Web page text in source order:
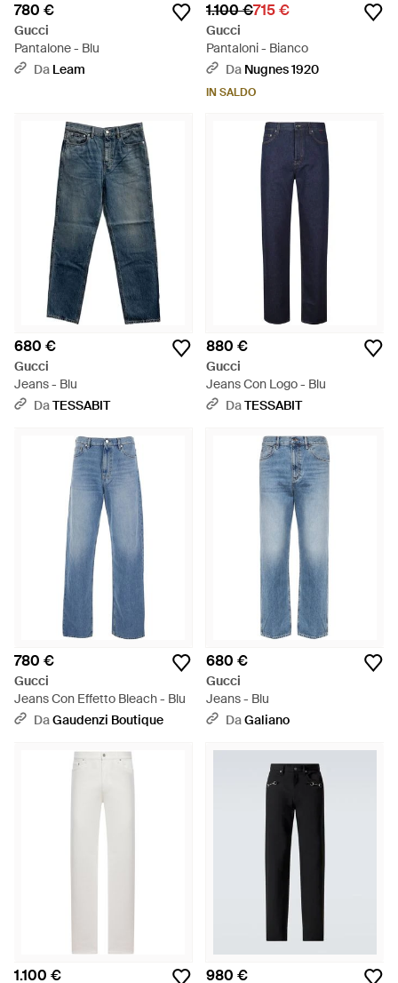
780 €
Gucci
Pantalone - Blu
Da Leam
1.100 €715 €
Gucci
Pantaloni - Bianco
Da Nugnes 1920
IN SALDO
680 €
Gucci
Jeans - Blu
DaTESSABIT
880 €
Gucci
Jeans Con Logo - Blu
DaTESSABIT
780 €
Gucci
Jeans Con Effetto Bleach - Blu
DaGaudenzi Boutique
680 €
Gucci
Jeans - Blu
DaGaliano
1.100 € 980 €